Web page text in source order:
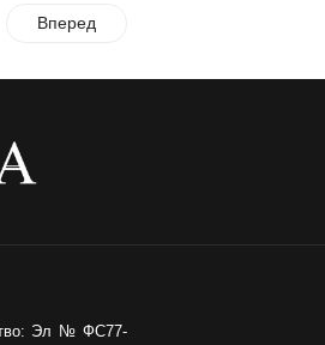
Вперед
Эл № ФС77-